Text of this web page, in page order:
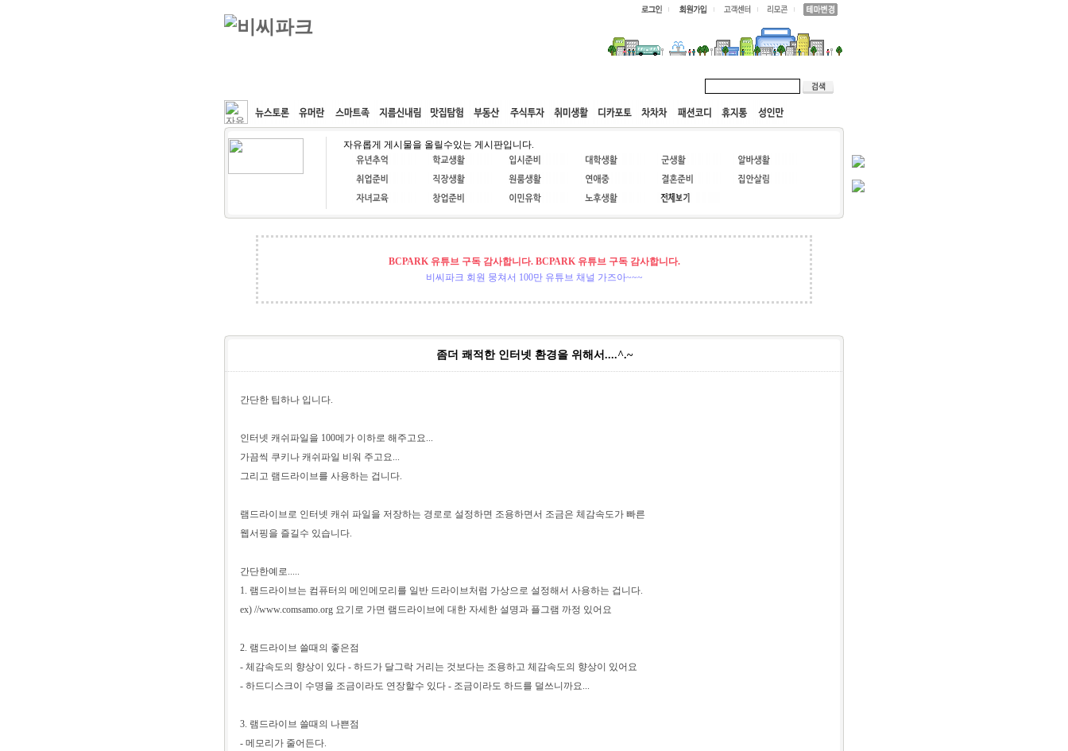
커뮤니티 속도패치 웹호스팅 공동구매 고객센터
자유롭게 게시물을 올릴수있는 게시판입니다.
BCPARK 유튜브 구독 감사합니다. BCPARK 유튜브 구독 감사합니다.
비씨파크 회원 뭉쳐서 100만 유튜브 채널 가즈아~~~
좀더 쾌적한 인터넷 환경을 위해서....^.~
간단한 팁하나 입니다.
인터넷 캐쉬파일을 100메가 이하로 해주고요...
가끔씩 쿠키나 캐쉬파일 비워 주고요...
그리고 램드라이브를 사용하는 겁니다.
램드라이브로 인터넷 캐쉬 파일을 저장하는 경로로 설정하면 조용하면서 조금은 체감속도가 빠른
웹서핑을 즐길수 있습니다.
간단한예로.....
1. 램드라이브는 컴퓨터의 메인메모리를 일반 드라이브처럼 가상으로 설정해서 사용하는 겁니다.
ex) //www.comsamo.org 요기로 가면 램드라이브에 대한 자세한 설명과 플그램 까정 있어요
2. 램드라이브 쓸때의 좋은점
- 체감속도의 향상이 있다 - 하드가 달그락 거리는 것보다는 조용하고 체감속도의 향상이 있어요
- 하드디스크이 수명을 조금이라도 연장할수 있다 - 조금이라도 하드를 덜쓰니까요...
3. 램드라이브 쓸때의 나쁜점
- 메모리가 줄어든다.